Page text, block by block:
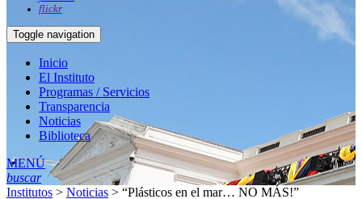
flickr
Toggle navigation
Inicio
El Instituto
Programas / Servicios
Transparencia
Noticias
Biblioteca
MENÚ
buscar
Institutos > Noticias > “Plásticos en el mar… NO MÁS!”